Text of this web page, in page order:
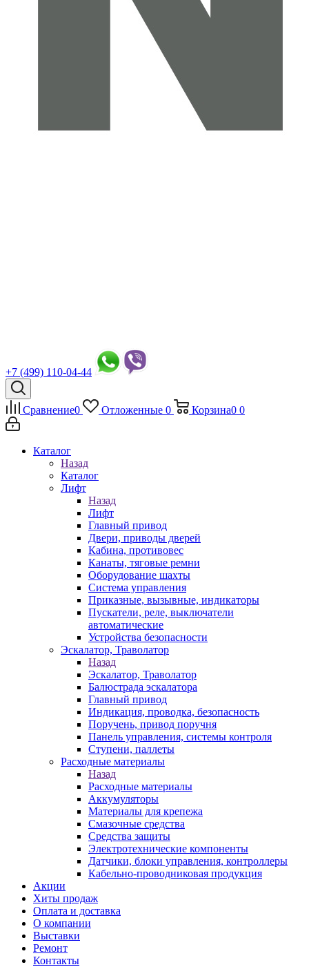
+7 (499) 110-04-44
Сравнение0 Отложенные 0 Корзина0 0
Каталог
Назад
Каталог
Лифт
Назад
Лифт
Главный привод
Двери, приводы дверей
Кабина, противовес
Канаты, тяговые ремни
Оборудование шахты
Система управления
Приказные, вызывные, индикаторы
Пускатели, реле, выключатели
автоматические
Устройства безопасности
Эскалатор, Траволатор
Назад
Эскалатор, Траволатор
Балюстрада эскалатора
Главный привод
Индикация, проводка, безопасность
Поручень, привод поручня
Панель управления, системы контроля
Ступени, паллеты
Расходные материалы
Назад
Расходные материалы
Аккумуляторы
Материалы для крепежа
Смазочные средства
Средства защиты
Электротехнические компоненты
Датчики, блоки управления, контроллеры
Кабельно-проводниковая продукция
Акции
Хиты продаж
Оплата и доставка
О компании
Выставки
Ремонт
Контакты